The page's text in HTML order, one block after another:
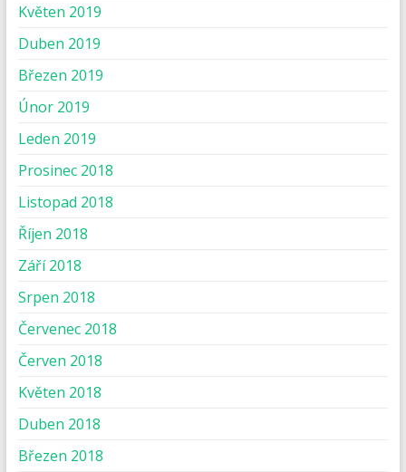
Květen 2019
Duben 2019
Březen 2019
Únor 2019
Leden 2019
Prosinec 2018
Listopad 2018
Říjen 2018
Září 2018
Srpen 2018
Červenec 2018
Červen 2018
Květen 2018
Duben 2018
Březen 2018